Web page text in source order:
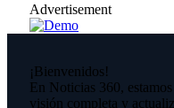
Advertisement
¡Bienvenidos!
En Noticias 360,
visión completa y